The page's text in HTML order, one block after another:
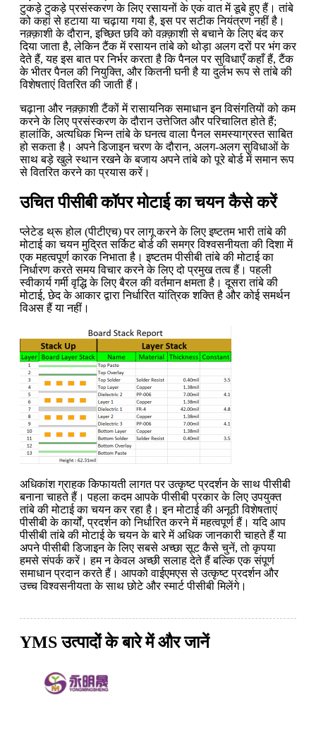
टुकड़े टुकड़े प्रसंस्करण के लिए रसायनों के एक वात में डूबे हुए हैं। तांबे
को कहां से हटाया या चढ़ाया गया है, इस पर सटीक नियंत्रण नहीं है।
नक़्क़ाशी के दौरान, इच्छित छवि को वक़्क़ाशी से बचाने के लिए बंद कर
दिया जाता है, लेकिन टैंक में रसायन तांबे को थोड़ा अलग दरों पर भंग कर
देते हैं, यह इस बात पर निर्भर करता है कि पैनल पर सुविधाएँ कहाँ हैं, टैंक
के भीतर पैनल की नियुक्ति, और कितनी घनी है या दुर्लभ रूप से तांबे की
विशेषताएं वितरित की जाती हैं।
चढ़ाना और नक़्क़ाशी टैंकों में रासायनिक समाधान इन विसंगतियों को कम
करने के लिए प्रसंस्करण के दौरान उत्तेजित और परिचालित होते हैं;
हालांकि, अत्यधिक भिन्न तांबे के घनत्व वाला पैनल समस्याग्रस्त साबित
हो सकता है। अपने डिजाइन चरण के दौरान, अलग-अलग सुविधाओं के
साथ बड़े खुले स्थान रखने के बजाय अपने तांबे को पूरे बोर्ड में समान रूप
से वितरित करने का प्रयास करें।
उचित पीसीबी कॉपर मोटाई का चयन कैसे करें
प्लेटेड थ्रू होल (पीटीएच) पर लागू करने के लिए इष्टतम भारी तांबे की
मोटाई का चयन मुद्रित सर्किट बोर्ड की समग्र विश्वसनीयता की दिशा में
एक महत्वपूर्ण कारक निभाता है। इष्टतम पीसीबी तांबे की मोटाई का
निर्धारण करते समय विचार करने के लिए दो प्रमुख तत्व हैं। पहली
स्वीकार्य गर्मी वृद्धि के लिए बैरल की वर्तमान क्षमता है। दूसरा तांबे की
मोटाई, छेद के आकार द्वारा निर्धारित यांत्रिक शक्ति है और कोई समर्थन
विअस हैं या नहीं।
अधिकांश ग्राहक किफायती लागत पर उत्कृष्ट प्रदर्शन के साथ पीसीबी
बनाना चाहते हैं। पहला कदम आपके पीसीबी प्रकार के लिए उपयुक्त
तांबे की मोटाई का चयन कर रहा है। इन मोटाई की अनूठी विशेषताएं
पीसीबी के कार्यों, प्रदर्शन को निर्धारित करने में महत्वपूर्ण हैं। यदि आप
पीसीबी तांबे की मोटाई के चयन के बारे में अधिक जानकारी चाहते हैं या
अपने पीसीबी डिजाइन के लिए सबसे अच्छा सूट कैसे चुनें, तो कृपया
हमसे संपर्क करें। हम न केवल अच्छी सलाह देते हैं बल्कि एक संपूर्ण
समाधान प्रदान करते हैं। आपको वाईएमएस से उत्कृष्ट प्रदर्शन और
उच्च विश्वसनीयता के साथ छोटे और स्मार्ट पीसीबी मिलेंगे।
YMS उत्पादों के बारे में और जानें